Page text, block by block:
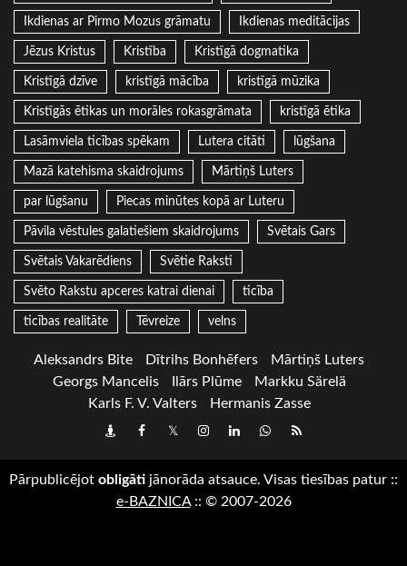
Ikdienas ar Pirmo Mozus grāmatu Ikdienas meditācijas
Jēzus Kristus Kristība Kristīgā dogmatika
Kristīgā dzīve kristīgā mācība kristīgā mūzika
Kristīgās ētikas un morāles rokasgrāmata kristīgā ētika
Lasāmviela ticības spēkam Lutera citāti lūgšana
Mazā katehisma skaidrojums Mārtiņš Luters
par lūgšanu Piecas minūtes kopā ar Luteru
Pāvila vēstules galatiešiem skaidrojums Svētais Gars
Svētais Vakarēdiens Svētie Raksti
Svēto Rakstu apceres katrai dienai ticība
ticības realitāte Tēvreize velns
Aleksandrs Bite Dītrihs Bonhēfers
Mārtiņš Luters
Georgs Mancelis
Ilārs Plūme
Markku Särelä
Karls F. V. Valters
Hermanis Zasse
DraugiemFacebook
TwitterInstagram
LinkedInwhatsapp
RSS
Pārpublicējot obligāti jānorāda atsauce. Visas tiesības patur ::
e-BAZNICA:: © 2007-2026